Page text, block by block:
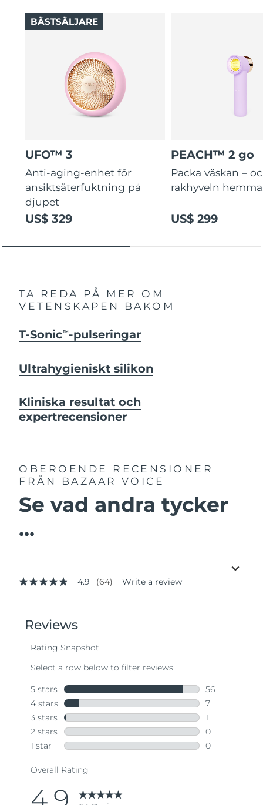
UFO™ 3
Anti-aging-enhet för
ansiktsåterfuktning på
djupet
US$ 329
BÄSTSÄLJARE
PEACH™ 2 go
Packa väskan –
rakhyveln
US$ 299
TA REDA PÅ MER OM
VETENSKAPEN BAKOM
T-SonicTM -pulseringar
Ultrahygieniskt silikon
Kliniska resultat och
expertrecensioner
OBEROENDE RECENSIONER
FRÅN BAZAAR VOICE
Se vad andra tycker
...
4.9
stars,
average
value.
Same
page
link.
4.9 (64) Write a review